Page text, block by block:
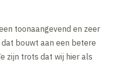
toonaangevend en zeer
bouwt aan een betere
zijn trots dat wij hier als